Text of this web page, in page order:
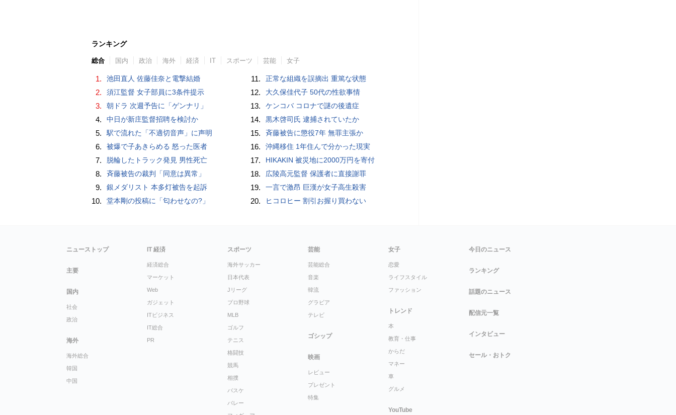
ランキング
総合 国内 政治 海外 経済 IT スポーツ 芸能 女子
1. 池田直人 佐藤佳奈と電撃結婚
2. 須江監督 女子部員に3条件提示
3. 朝ドラ 次週予告に「ゲンナリ」
4. 中日が新庄監督招聘を検討か
5. 駅で流れた「不適切音声」に声明
6. 被爆で子あきらめる 怒った医者
7. 脱輪したトラック発見 男性死亡
8. 斉藤被告の裁判「同意は異常」
9. 銀メダリスト 本多灯被告を起訴
10. 堂本剛の投稿に「匂わせなの?」
11. 正常な組織を誤摘出 重篤な状態
12. 大久保佳代子 50代の性欲事情
13. ケンコバ コロナで謎の後遺症
14. 黒木啓司氏 逮捕されていたか
15. 斉藤被告に懲役7年 無罪主張か
16. 沖縄移住 1年住んで分かった現実
17. HIKAKIN 被災地に2000万円を寄付
18. 広陵高元監督 保護者に直接謝罪
19. 一言で激昂 巨漢が女子高生殺害
20. ヒコロヒー 割引お握り買わない
ニューストップ
主要
国内
社会
政治
海外
海外総合
韓国
中国
IT 経済
経済総合
マーケット
Web
ガジェット
ITビジネス
IT総合
PR
スポーツ
海外サッカー
日本代表
Jリーグ
プロ野球
MLB
ゴルフ
テニス
格闘技
競馬
相撲
バスケ
バレー
芸能
芸能総合
音楽
韓流
グラビア
テレビ
ゴシップ
映画
レビュー
プレゼント
特集
女子
恋愛
ライフスタイル
ファッション
トレンド
本
教育・仕事
からだ
マネー
車
グルメ
YouTube
今日のニュース
ランキング
話題のニュース
配信元一覧
インタビュー
セール・おトク